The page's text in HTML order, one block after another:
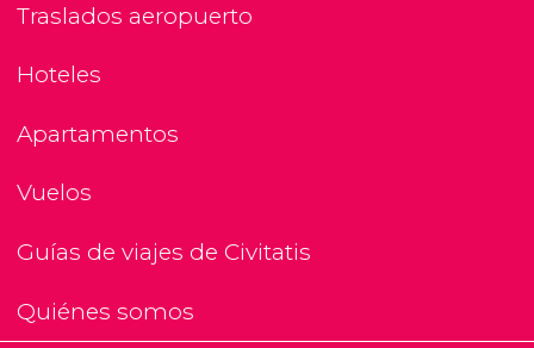
Traslados aeropuerto
Hoteles
Apartamentos
Vuelos
Guías de viajes de Civitatis
Quiénes somos